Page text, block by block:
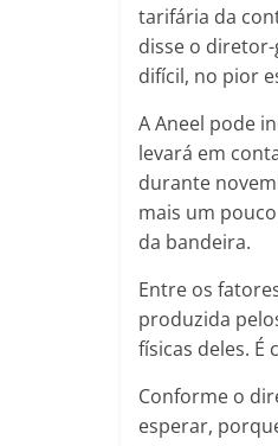
tarifária da
disse o diretor-
difícil, no pior
A Aneel pode
levará em
durante
mais um
da bandeira.
Entre os
produzida
físicas deles. É
Conforme o
esperar,